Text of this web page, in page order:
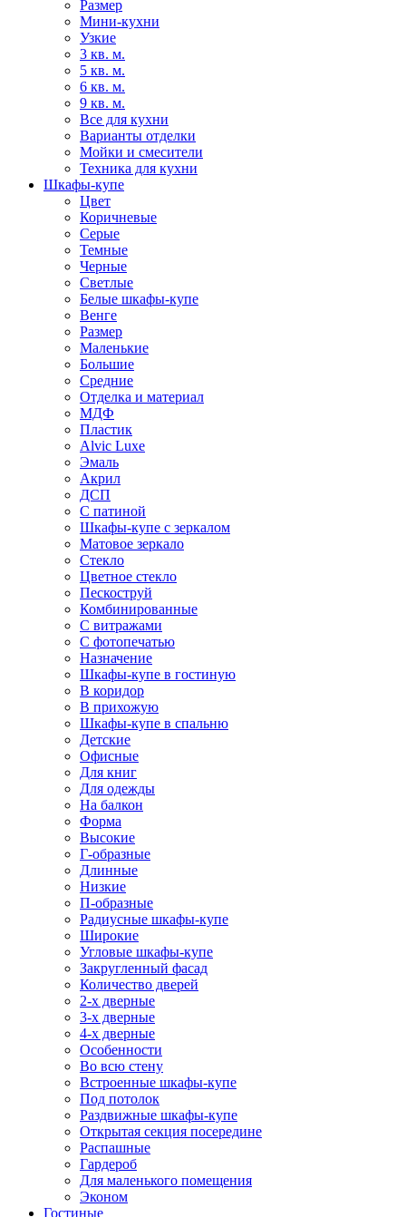
Размер
Мини-кухни
Узкие
3 кв. м.
5 кв. м.
6 кв. м.
9 кв. м.
Все для кухни
Варианты отделки
Мойки и смесители
Техника для кухни
Шкафы-купе
Цвет
Коричневые
Серые
Темные
Черные
Светлые
Белые шкафы-купе
Венге
Размер
Маленькие
Большие
Средние
Отделка и материал
МДФ
Пластик
Alvic Luxe
Эмаль
Акрил
ДСП
С патиной
Шкафы-купе с зеркалом
Матовое зеркало
Стекло
Цветное стекло
Пескоструй
Комбинированные
С витражами
С фотопечатью
Назначение
Шкафы-купе в гостиную
В коридор
В прихожую
Шкафы-купе в спальню
Детские
Офисные
Для книг
Для одежды
На балкон
Форма
Высокие
Г-образные
Длинные
Низкие
П-образные
Радиусные шкафы-купе
Широкие
Угловые шкафы-купе
Закругленный фасад
Количество дверей
2-х дверные
3-х дверные
4-х дверные
Особенности
Во всю стену
Встроенные шкафы-купе
Под потолок
Раздвижные шкафы-купе
Открытая секция посередине
Распашные
Гардероб
Для маленького помещения
Эконом
Гостиные